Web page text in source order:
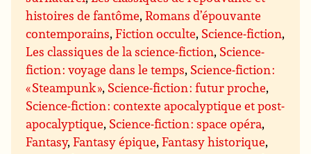
histoires de fantôme,Romans d’épouvante
contemporains,Fiction occulte, Science-fiction,
Les classiques de la science-fiction, Science-
fiction : voyage dans le temps, Science-fiction :
« Steampunk », Science-fiction : futur proche,
Science-fiction : contexte apocalyptique et post-
apocalyptique, Science-fiction : space opéra,
Fantasy,Fantasy épique,Fantasy historique,